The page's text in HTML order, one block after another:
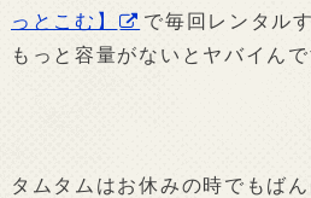
っとこむ】
で毎回レンタル
もっと容量がないとヤバイんで
タムタムはお休みの時でもば